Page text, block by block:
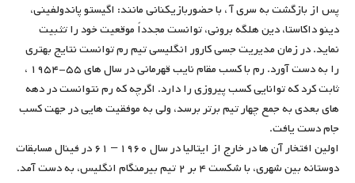
پس از بازگشت به سری آ ، با حضوربازیکنانی مانند: اگیستو پاندولفینی،
دینو داکاستا، دین هلگه برونی، توانست مجدداً موقعیت خود را تثبیت
نماید. در زمان مدیریت جسی کارور انگلیسی تیم رم توانست نتایج بهتری
را به دست آورد. رم با کسب مقام نایب قهرمانی در سال های ۵۵-۱۹۵۴ ،
ثابت کرد که توانایی کسب پیروزی را دارد. اگرچه که رم نتوانست در دهه
های بعدی به جمع چهار تیم برتر برسد، ولی به موفقیت هایی در جهت کسب
جام دست یافت.
اولین افتخار آن ها در خارج از ایتالیا در سال ۱۹۶۰ – ۶۱ در فینال مسابقات
دوستانه بین شهری، با شکست ۴ بر ۲ تیم بیرمنگام انگلیس، به دست آمد.